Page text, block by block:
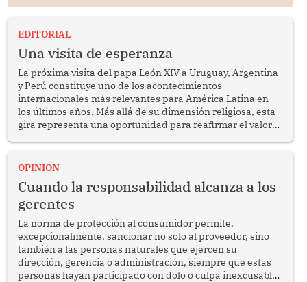
EDITORIAL
Una visita de esperanza
La próxima visita del papa León XIV a Uruguay, Argentina
y Perú constituye uno de los acontecimientos
internacionales más relevantes para América Latina en
los últimos años. Más allá de su dimensión religiosa, esta
gira representa una oportunidad para reafirmar el valor
enfrenta desafíos en materia de desarrollo, cohesión
OPINION
Cuando la responsabilidad alcanza a los
gerentes
La norma de protección al consumidor permite,
excepcionalmente, sancionar no solo al proveedor, sino
también a las personas naturales que ejercen su
dirección, gerencia o administración, siempre que estas
personas hayan participado con dolo o culpa inexcusable